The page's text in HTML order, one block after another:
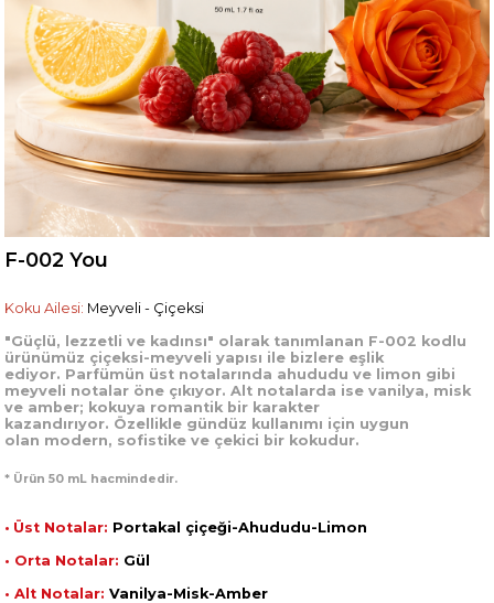
F-002 You
Koku Ailesi: Meyveli - Çiçeksi
"Güçlü, lezzetli ve kadınsı" olarak tanımlanan F-002 kodlu
ürünümüz çiçeksi-meyveli yapısı ile bizlere eşlik
ediyor. Parfümün üst notalarında ahududu ve limon gibi
meyveli notalar öne çıkıyor.Alt notalarda ise vanilya, misk
ve amber; kokuya romantik bir karakter
kazandırıyor. Özellikle gündüz kullanımı için uygun
olan modern, sofistike ve çekici bir kokudur.
* Ürün 50 mL hacmindedir.
• Üst Notalar: Portakal çiçeği-Ahududu-Limon
• Orta Notalar: Gül
• Alt Notalar: Vanilya-Misk-Amber